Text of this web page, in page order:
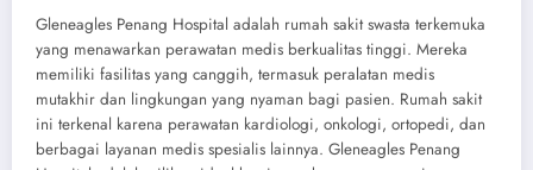
Gleneagles Penang Hospital adalah rumah sakit swasta terkemuka
yang menawarkan perawatan medis berkualitas tinggi. Mereka
memiliki fasilitas yang canggih, termasuk peralatan medis
mutakhir dan lingkungan yang nyaman bagi pasien. Rumah sakit
ini terkenal karena perawatan kardiologi, onkologi, ortopedi, dan
berbagai layanan medis spesialis lainnya. Gleneagles Penang